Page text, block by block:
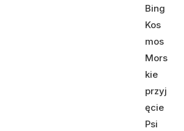
Bing
Kos
mos
Mors
kie
przyj
ęcie
Psi